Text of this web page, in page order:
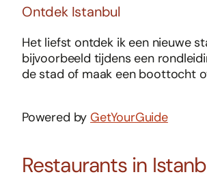
Ontdek Istanbul
Het liefst ontdek ik een nieuwe
bijvoorbeeld tijdens een
de stad of maak een boottocht
Powered byGetYourGuide
Restaurants in